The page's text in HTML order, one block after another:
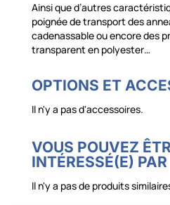
Ainsi que d’autres
poignée de transport des
cadenassable ou encore des
transparent en polyester…
OPTIONS ET
Il n'y a pas d'accessoires.
VOUS POUVEZ
INTÉRESSÉ(E) PAR
Il n'y a pas de produits